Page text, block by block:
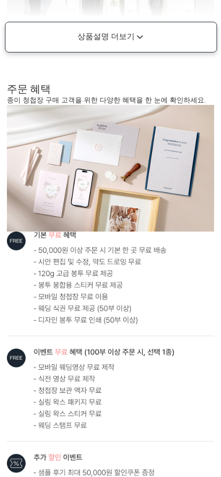
AI로 해상도 UP
AI 업스케일링 기술로 해상도를 보완해드립니다.
다만, 지나치게 저화질인 경우에는 업스케일링 후에도 인쇄 품질에
한계가 있을 수 있어요. 가장 좋은 방법은 원본 사진을 300dpi 이상의
고해상도로 보내주시는 것입니다.
AI 해상도 업그레이드 신청하기
원본
형태 및 구성
상품설명 더보기
주문 혜택
종이 청첩장 구매 고객을 위한 다양한 혜택을 한 눈에 확인하세요.